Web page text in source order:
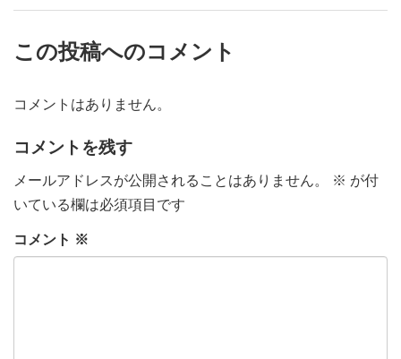
この投稿へのコメント
コメントはありません。
コメントを残す
メールアドレスが公開されることはありません。 ※ が付
いている欄は必須項目です
コメント ※